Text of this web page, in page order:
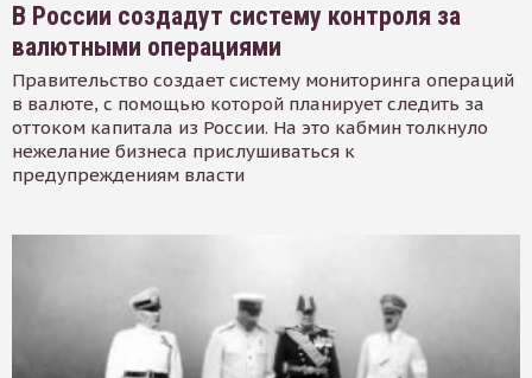
В России создадут систему контроля за
валютными операциями
Правительство создает систему мониторинга операций
в валюте, с помощью которой планирует следить за
оттоком капитала из России. На это кабмин толкнуло
нежелание бизнеса прислушиваться к
предупреждениям власти